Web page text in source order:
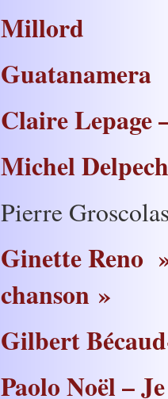
Millord
Guatanamera
Claire Lepage
Michel
Pierre
Ginette Reno
chanson »
Gilbert
Paolo Noël –